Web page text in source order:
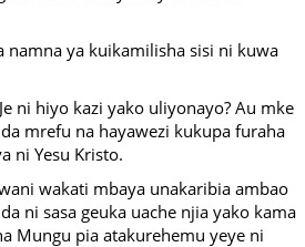
namna ya kuikamilisha sisi ni kuwa
ni hiyo kazi yako uliyonayo? Au mke
mrefu na hayawezi kukupa furaha
ni Yesu Kristo.
wakati mbaya unakaribia ambao
ni sasa geuka uache njia yako kama
Mungu pia atakurehemu yeye ni